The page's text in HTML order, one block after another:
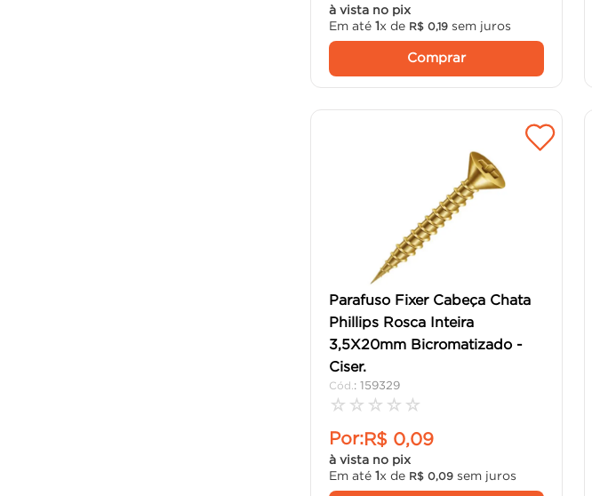
à vista no pix
Em até 1x de R$ 0,19sem juros
Comprar
Parafuso Fixer Cabeça Chata
Phillips Rosca Inteira
3,5X20mm Bicromatizado -
Ciser.
: 159329
☆ ☆ ☆ ☆ ☆
Por:R$ 0,09
à vista no pix
Em até 1x de R$ 0, 09sem juros